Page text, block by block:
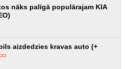
nāks palīgā populārajam KIA
aizdedzies kravas auto (+